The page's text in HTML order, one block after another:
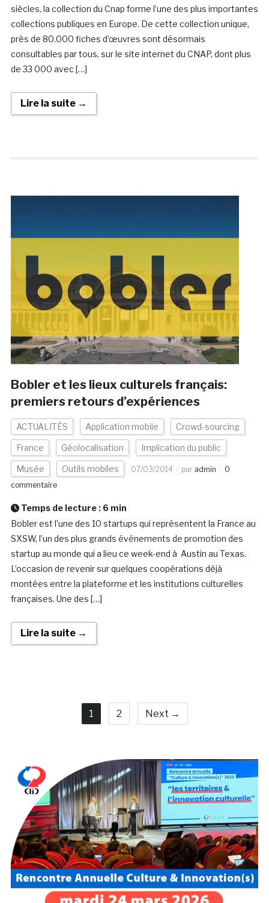
siècles, la collection du Cnap forme l’une des plus importantes
collections publiques en Europe. De cette collection unique,
près de 80.000 fiches d’œuvres sont désormais
consultables par tous, sur le site internet du CNAP, dont plus
de 33 000 avec […]
Lire la suite →
Bobler et les lieux culturels français:
premiers retours d’expériences
ACTUALITÉS Application mobile Crowd-sourcing
France Géolocalisation Implication du public
Musée Outils mobiles 07/03/2014 par admin
0
commentaire
Temps de lecture : 6 min
Bobler est l’une des 10 startups qui représentent la France au
SXSW, l’un des plus grands événements de promotion des
startup au monde qui a lieu ce week-end à Austin au Texas.
L’occasion de revenir sur quelques coopérations déjà
montées entre la plateforme et les institutions culturelles
françaises. Une des […]
Lire la suite →
1 2 Next →